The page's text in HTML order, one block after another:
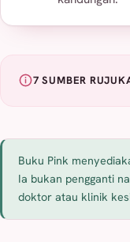
7 SUMBER
Buku Pink
Ia bukan pengganti
doktor atau klinik